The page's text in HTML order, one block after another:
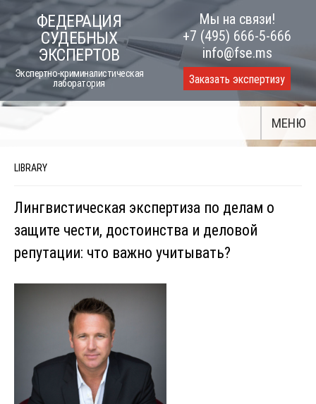
to
content
ФЕДЕРАЦИЯ
СУДЕБНЫХ
ЭКСПЕРТОВ
Экспертно-криминалистическая
лаборатория
Мы на связи!
+7 (495) 666-5-666
info@fse.ms
Заказать экспертизу
МЕНЮ
LIBRARY
Лингвистическая экспертиза по делам о
защите чести, достоинства и деловой
репутации: что важно учитывать?